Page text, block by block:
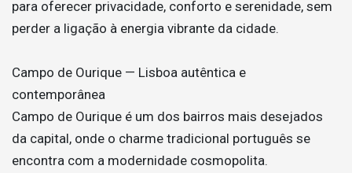
para oferecer privacidade, conforto e serenidade, sem
perder a ligação à energia vibrante da cidade.
Campo de Ourique — Lisboa autêntica e
contemporânea
Campo de Ourique é um dos bairros mais desejados
da capital, onde o charme tradicional português se
encontra com a modernidade cosmopolita.